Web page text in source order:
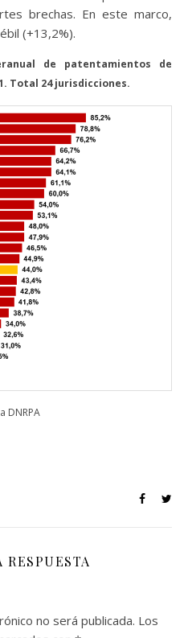
brechas. En este marco,
(+13,2%).
de patentamientos de
Total 24 jurisdicciones.
DNRPA
RESPUESTA
no será publicada. Los